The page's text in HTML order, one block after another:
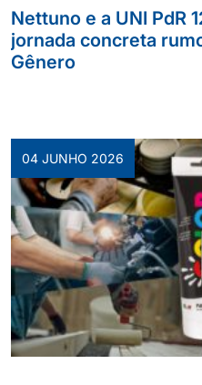
Nettuno e a UNI PdR
jornada concreta
Gênero
04 JUNHO 2026